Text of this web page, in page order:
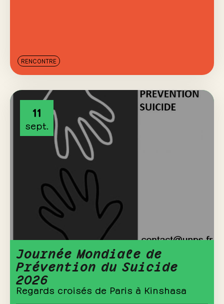
RENCONTRE
11
sept.
Journée Mondiale de
Prévention du Suicide
2026
Regards croisés de Paris à Kinshasa